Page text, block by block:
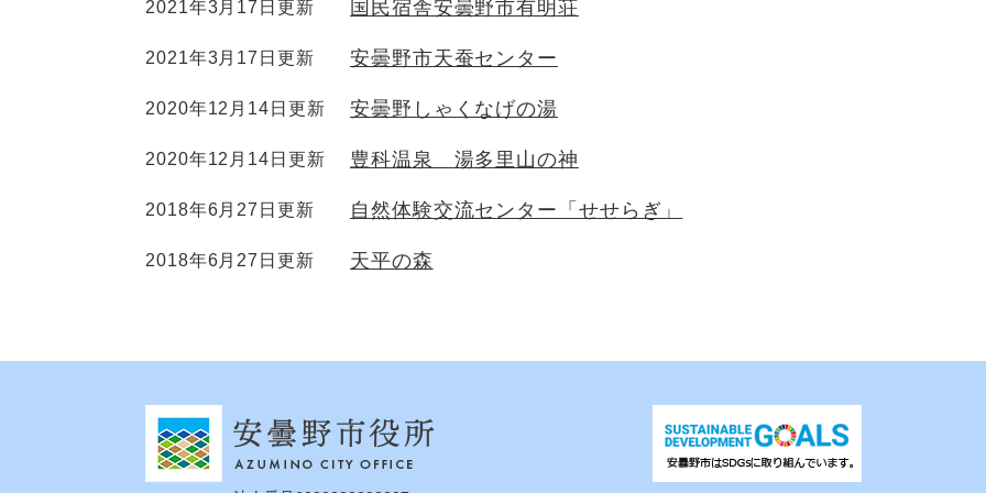
2021年3月17日更新 国民宿舎安曇野市有明荘
2021年3月17日更新 安曇野市天蚕センター
2020年12月14日更新 安曇野しゃくなげの湯
2020年12月14日更新 豊科温泉 湯多里山の神
2018年6月27日更新 自然体験交流センター「せせらぎ」
2018年6月27日更新 天平の森